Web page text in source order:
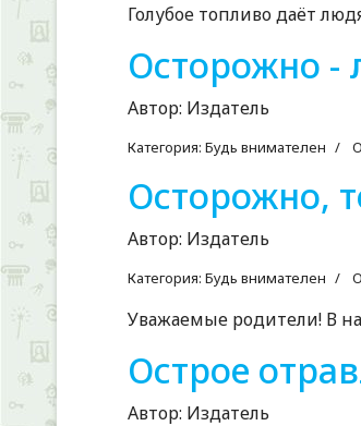
Голубое топливо даёт
Осторожно -
Автор: Издатель
Категория: Будь внимателен
Осторожно,
Автор: Издатель
Категория: Будь внимателен
Уважаемые родители! В
Острое
Автор: Издатель